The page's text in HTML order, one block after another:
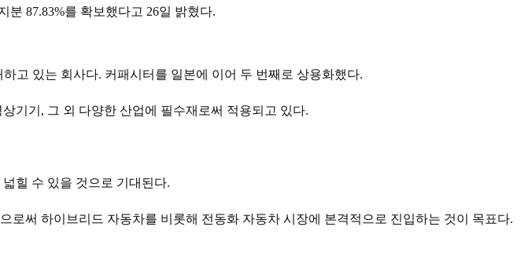
87.83%를 확보했다고 26일 밝혔다.
고 있는 회사다. 커패시터를 일본에 이어 두 번째로 상용화했다.
기기, 그 외 다양한 산업에 필수재로써 적용되고 있다.
힐 수 있을 것으로 기대된다.
써 하이브리드 자동차를 비롯해 전동화 자동차 시장에 본격적으로 진입하는 것이 목표다.